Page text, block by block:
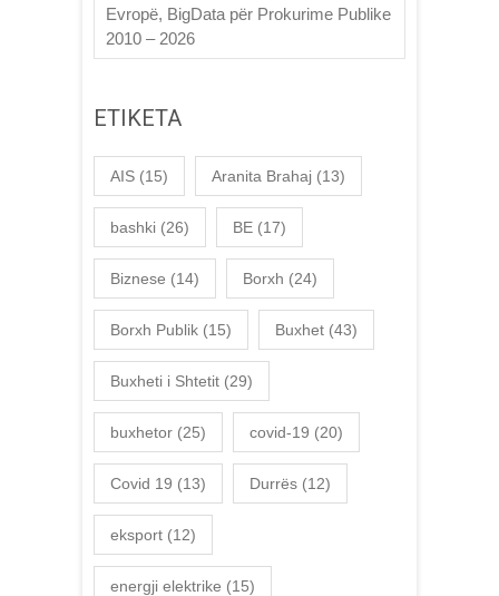
Evropë, BigData për Prokurime Publike
2010 – 2026
ETIKETA
AIS (15) Aranita Brahaj (13)
bashki (26) BE (17)
Biznese (14) Borxh (24)
Borxh Publik (15) Buxhet (43)
Buxheti i Shtetit (29)
buxhetor (25) covid-19 (20)
Covid 19 (13) Durrës (12)
eksport (12)
energji elektrike (15)